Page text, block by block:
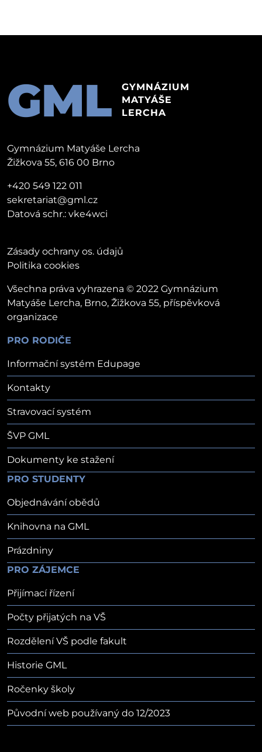
GML
GYMNÁZIUM
MATYÁŠE
LERCHA
Gymnázium Matyáše Lercha
Žižkova 55, 616 00 Brno
+420 549 122 011
sekretariat@gml.cz
Datová schr.: vke4wci
PRO RODIČE
Informační systém Edupage
Kontakty
Stravovací systém
ŠVP GML
Dokumenty ke stažení
PRO STUDENTY
Objednávání obědů
Knihovna na GML
Prázdniny
PRO ZÁJEMCE
Přijímací řízení
Počty přijatých na VŠ
Rozdělení VŠ podle fakult
Historie GML
Ročenky školy
Původní web používaný do 12/2023
Zásady ochrany os. údajů
Politika cookies
Všechna práva vyhrazena © 2022 Gymnázium
Matyáše Lercha, Brno, Žižkova 55, příspěvková
organizace